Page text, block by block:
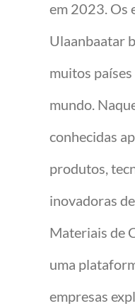
em 2023. Os
Ulaanbaatar
muitos
mundo.
conhecidas
produtos,
inovadoras
Materiais de
uma
empresas